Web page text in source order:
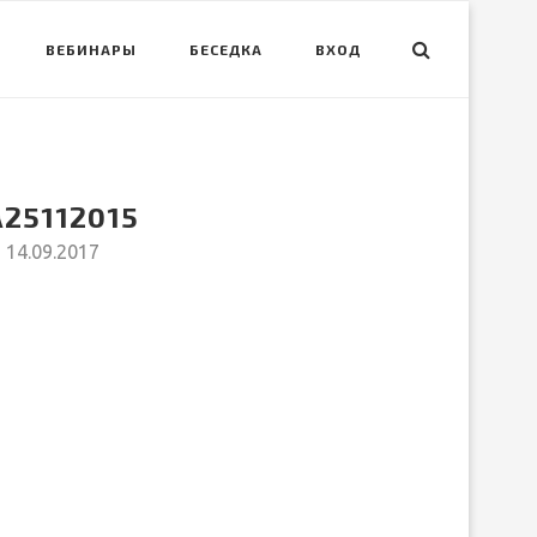
ВЕБИНАРЫ БЕСЕДКА ВХОД
14.09.2017